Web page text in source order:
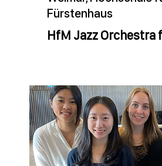
Fürstenhaus
HfM Jazz Orchestra